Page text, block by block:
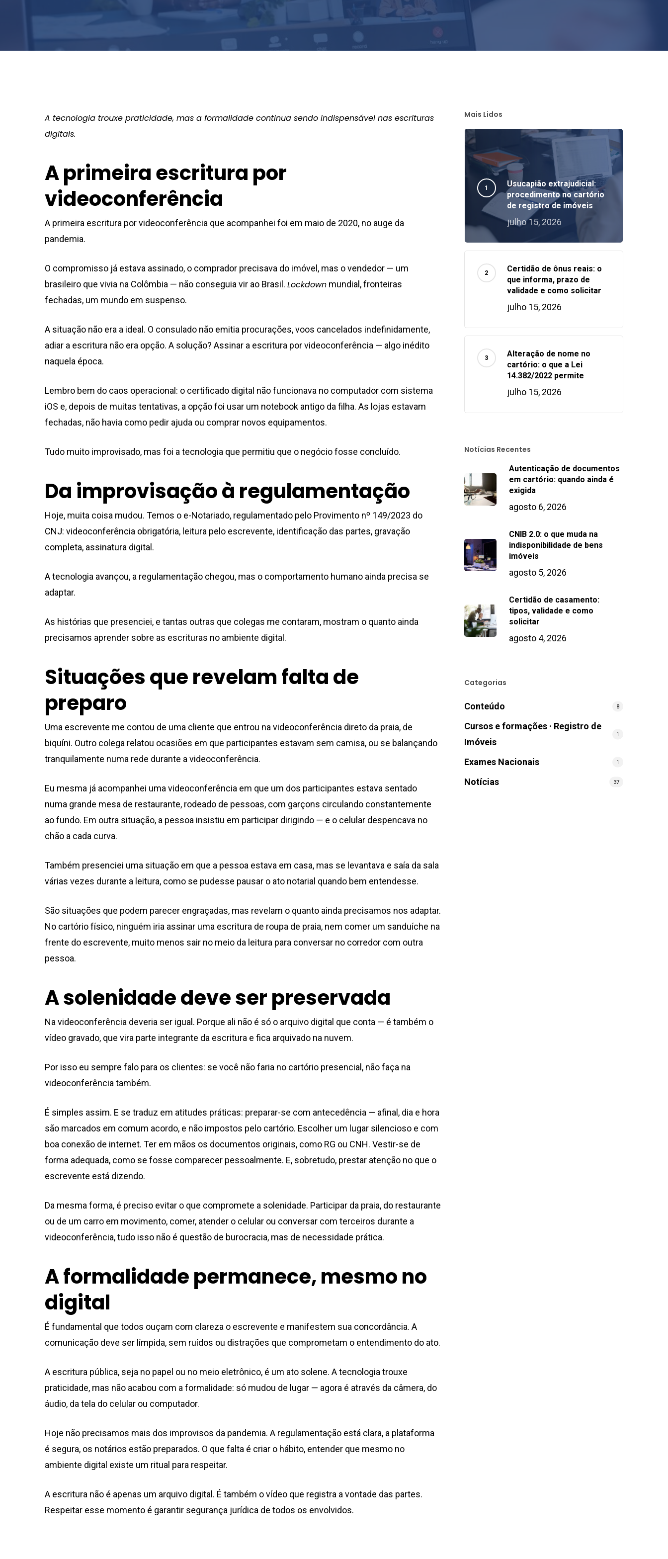
A tecnologia trouxe praticidade, mas a formalidade continua sendo indispensável nas escrituras
digitais.
A primeira escritura por
videoconferência
A primeira escritura por videoconferência que acompanhei foi em maio de 2020, no auge da
pandemia.
O compromisso já estava assinado, o comprador precisava do imóvel, mas o vendedor — um
brasileiro que vivia na Colômbia — não conseguia vir ao Brasil. Lockdown mundial, fronteiras
fechadas, um mundo em suspenso.
A situação não era a ideal. O consulado não emitia procurações, voos cancelados indefinidamente,
adiar a escritura não era opção. A solução? Assinar a escritura por videoconferência — algo inédito
naquela época.
Lembro bem do caos operacional: o certificado digital não funcionava no computador com sistema
iOS e, depois de muitas tentativas, a opção foi usar um notebook antigo da filha. As lojas estavam
fechadas, não havia como pedir ajuda ou comprar novos equipamentos.
Tudo muito improvisado, mas foi a tecnologia que permitiu que o negócio fosse concluído.
Da improvisação à regulamentação
Hoje, muita coisa mudou. Temos o e-Notariado, regulamentado pelo Provimento nº 149/2023 do
CNJ: videoconferência obrigatória, leitura pelo escrevente, identificação das partes, gravação
completa, assinatura digital.
A tecnologia avançou, a regulamentação chegou, mas o comportamento humano ainda precisa se
adaptar.
As histórias que presenciei, e tantas outras que colegas me contaram, mostram o quanto ainda
precisamos aprender sobre as escrituras no ambiente digital.
Situações que revelam falta de
preparo
Uma escrevente me contou de uma cliente que entrou na videoconferência direto da praia, de
biquíni. Outro colega relatou ocasiões em que participantes estavam sem camisa, ou se balançando
tranquilamente numa rede durante a videoconferência.
Eu mesma já acompanhei uma videoconferência em que um dos participantes estava sentado
numa grande mesa de restaurante, rodeado de pessoas, com garçons circulando constantemente
ao fundo. Em outra situação, a pessoa insistiu em participar dirigindo — e o celular despencava no
chão a cada curva.
Também presenciei uma situação em que a pessoa estava em casa, mas se levantava e saía da sala
várias vezes durante a leitura, como se pudesse pausar o ato notarial quando bem entendesse.
São situações que podem parecer engraçadas, mas revelam o quanto ainda precisamos nos adaptar.
No cartório físico, ninguém iria assinar uma escritura de roupa de praia, nem comer um sanduíche na
frente do escrevente, muito menos sair no meio da leitura para conversar no corredor com outra
pessoa.
A solenidade deve ser preservada
Na videoconferência deveria ser igual. Porque ali não é só o arquivo digital que conta — é também o
vídeo gravado, que vira parte integrante da escritura e fica arquivado na nuvem.
Por isso eu sempre falo para os clientes: se você não faria no cartório presencial, não faça na
videoconferência também.
É simples assim. E se traduz em atitudes práticas: preparar-se com antecedência — afinal, dia e hora
são marcados em comum acordo, e não impostos pelo cartório. Escolher um lugar silencioso e com
boa conexão de internet. Ter em mãos os documentos originais, como RG ou CNH. Vestir-se de
forma adequada, como se fosse comparecer pessoalmente. E, sobretudo, prestar atenção no que o
escrevente está dizendo.
Da mesma forma, é preciso evitar o que compromete a solenidade. Participar da praia, do restaurante
ou de um carro em movimento, comer, atender o celular ou conversar com terceiros durante a
videoconferência, tudo isso não é questão de burocracia, mas de necessidade prática.
A formalidade permanece, mesmo no
digital
É fundamental que todos ouçam com clareza o escrevente e manifestem sua concordância. A
comunicação deve ser límpida, sem ruídos ou distrações que comprometam o entendimento do ato.
A escritura pública, seja no papel ou no meio eletrônico, é um ato solene. A tecnologia trouxe
praticidade, mas não acabou com a formalidade: só mudou de lugar — agora é através da câmera, do
áudio, da tela do celular ou computador.
Hoje não precisamos mais dos improvisos da pandemia. A regulamentação está clara, a plataforma
é segura, os notários estão preparados. O que falta é criar o hábito, entender que mesmo no
ambiente digital existe um ritual para respeitar.
A escritura não é apenas um arquivo digital. É também o vídeo que registra a vontade das partes.
Respeitar esse momento é garantir segurança jurídica de todos os envolvidos.
Mais Lidos
Usucapião extrajudicial:
procedimento no cartório
de registro de imóveis
julho 15, 2026
Certidão de ônus reais: o
que informa, prazo de
validade e como solicitar
julho 15, 2026
Alteração de nome no
cartório: o que a Lei
14.382/2022 permite
julho 15, 2026
Notícias Recentes
Autenticação de documentos
em cartório: quando ainda é
exigida
agosto 6, 2026
CNIB 2.0: o que muda na
indisponibilidade de bens
imóveis
agosto 5, 2026
Certidão de casamento:
tipos, validade e como
solicitar
agosto 4, 2026
Categorias
Conteúdo 8
Cursos e formações · Registro de
Imóveis
1
Exames Nacionais 1
Notícias 37